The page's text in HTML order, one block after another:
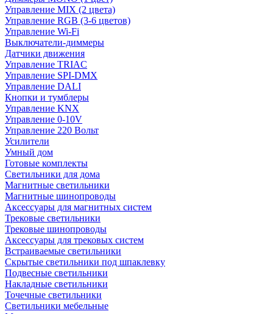
Управление MIX (2 цвета)
Управление RGB (3-6 цветов)
Управление Wi-Fi
Выключатели-диммеры
Датчики движения
Управление TRIAC
Управление SPI-DMX
Управление DALI
Кнопки и тумблеры
Управление KNX
Управление 0-10V
Управление 220 Вольт
Усилители
Умный дом
Готовые комплекты
Светильники для дома
Магнитные светильники
Магнитные шинопроводы
Аксессуары для магнитных систем
Трековые светильники
Трековые шинопроводы
Аксессуары для трековых систем
Встраиваемые светильники
Скрытые светильники под шпаклевку
Подвесные светильники
Накладные светильники
Точечные светильники
Светильники мебельные